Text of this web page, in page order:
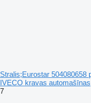
Stralis;Eurostar
IVECO kravas automašīnas
7